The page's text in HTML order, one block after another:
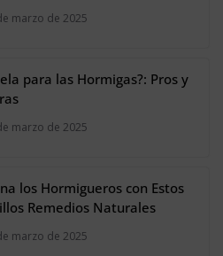
marzo de 2025
para las Hormigas?: Pros y
marzo de 2025
los Hormigueros con Estos
Remedios Naturales
marzo de 2025